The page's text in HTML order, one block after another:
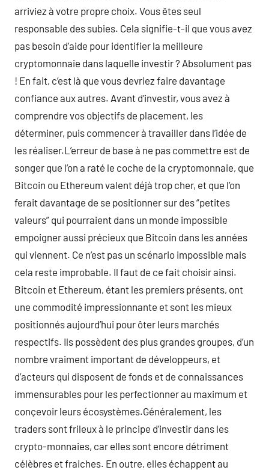
arriviez à votre propre choix. Vous êtes seul
responsable des subies. Cela signifie-t-il que vous avez
pas besoin d’aide pour identifier la meilleure
cryptomonnaie dans laquelle investir ? Absolument pas
! En fait, c’est là que vous devriez faire davantage
confiance aux autres. Avant d’investir, vous avez à
comprendre vos objectifs de placement, les
déterminer, puis commencer à travailler dans l’idée de
les réaliser.L’erreur de base à ne pas commettre est de
songer que l’on a raté le coche de la cryptomonnaie, que
Bitcoin ou Ethereum valent déjà trop cher, et que l’on
ferait davantage de se positionner sur des “petites
valeurs” qui pourraient dans un monde impossible
empoigner aussi précieux que Bitcoin dans les années
qui viennent. Ce n’est pas un scénario impossible mais
cela reste improbable. Il faut de ce fait choisir ainsi.
Bitcoin et Ethereum, étant les premiers présents, ont
une commodité impressionnante et sont les mieux
positionnés aujourd’hui pour ôter leurs marchés
respectifs. Ils possèdent des plus grandes groupes, d’un
nombre vraiment important de développeurs, et
d’acteurs qui disposent de fonds et de connaissances
immensurables pour les perfectionner au maximum et
conçevoir leurs écosystèmes.Généralement, les
traders sont frileux à le principe d’investir dans les
crypto-monnaies, car elles sont encore détriment
célèbres et fraiches. En outre, elles échappent au